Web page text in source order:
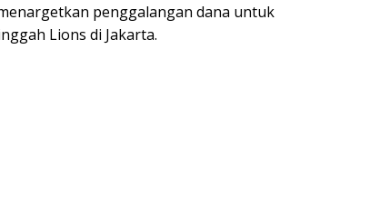
penggalangan dana untuk
Lions di Jakarta.